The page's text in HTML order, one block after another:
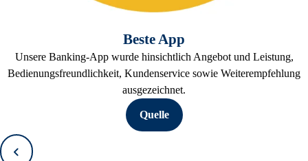
Beste App
Unsere Banking-App wurde hinsichtlich Angebot und Leistung,
Bedienungsfreundlichkeit, Kundenservice sowie Weiterempfehlung
ausgezeichnet.
Quelle